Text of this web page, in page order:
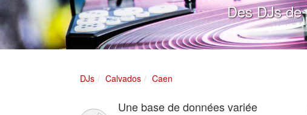
Des DJs
DJs Calvados Caen
Une base de données variée